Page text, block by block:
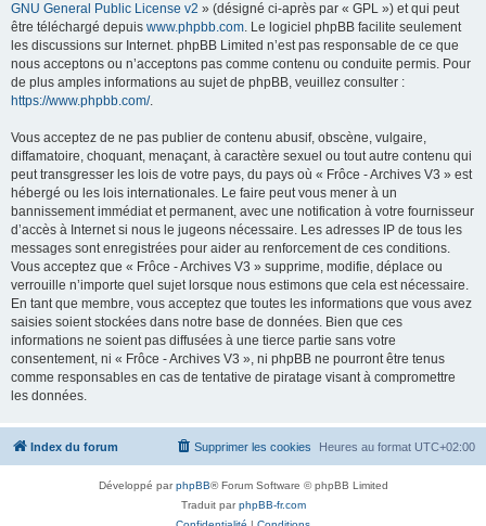
GNU General Public License v2 » (désigné ci-après par « GPL ») et qui peut
être téléchargé depuis www.phpbb.com. Le logiciel phpBB facilite seulement
les discussions sur Internet. phpBB Limited n’est pas responsable de ce que
nous acceptons ou n’acceptons pas comme contenu ou conduite permis. Pour
de plus amples informations au sujet de phpBB, veuillez consulter :
https://www.phpbb.com/.
Vous acceptez de ne pas publier de contenu abusif, obscène, vulgaire,
diffamatoire, choquant, menaçant, à caractère sexuel ou tout autre contenu qui
peut transgresser les lois de votre pays, du pays où « Frôce - Archives V3 » est
hébergé ou les lois internationales. Le faire peut vous mener à un
bannissement immédiat et permanent, avec une notification à votre fournisseur
d’accès à Internet si nous le jugeons nécessaire. Les adresses IP de tous les
messages sont enregistrées pour aider au renforcement de ces conditions.
Vous acceptez que « Frôce - Archives V3 » supprime, modifie, déplace ou
verrouille n’importe quel sujet lorsque nous estimons que cela est nécessaire.
En tant que membre, vous acceptez que toutes les informations que vous avez
saisies soient stockées dans notre base de données. Bien que ces
informations ne soient pas diffusées à une tierce partie sans votre
consentement, ni « Frôce - Archives V3 », ni phpBB ne pourront être tenus
comme responsables en cas de tentative de piratage visant à compromettre
les données.
Index du forum Heures au format UTC+02:00
Supprimer les cookies
Développé parphpBB® Forum Software © phpBB Limited
Traduit parphpBB-fr.com